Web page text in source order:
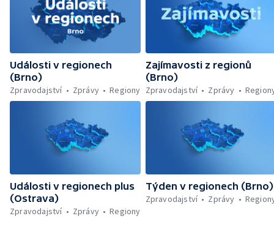
Události v regionech
(Brno)
Zpravodajství
Zprávy Regiony
Zajímavosti z regionů
(Brno)
Zpravodajství
Zprávy
Události v regionech plus
(Ostrava)
Zpravodajství
Zprávy Regiony
Týden v regionech (Brno)
Zpravodajství
Zprávy